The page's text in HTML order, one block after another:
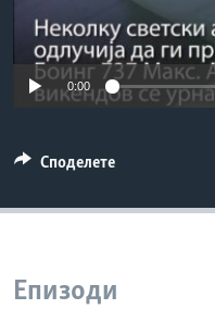
ИНТЕРВЈУА
Јазици
0:00
Споделете
Епизоди